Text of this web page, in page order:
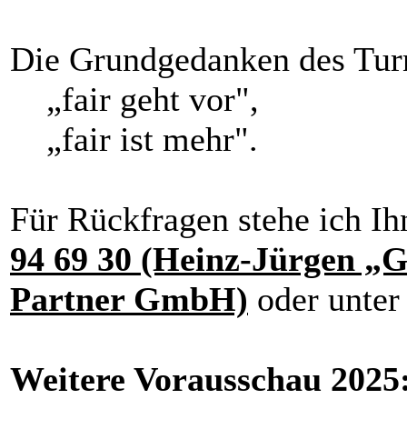
Die Grundgedanken des
„fair geht vor",
„fair ist mehr".
Für Rückfragen stehe ich
94 69 30 (Heinz-Jürgen
Partner GmbH) oder
Weitere Vorausschau